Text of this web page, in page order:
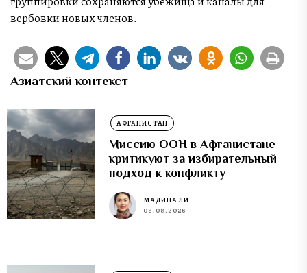
вербовки новых членов.
Азиатский контекст
АФГАНИСТАН
Миссию ООН в Афганистане
критикуют за избирательный
подход к конфликту
МАДИНА ЛИ
08.08.2026